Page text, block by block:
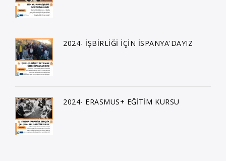
2024- İŞBİRLİĞİ İÇİN İSPANYA'DAYIZ
2024- ERASMUS+ EĞİTİM KURSU